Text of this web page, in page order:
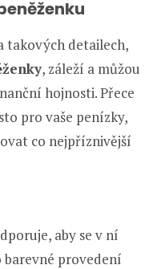
takových detailech,
, záleží a můžou
hojnosti. Přece
pro vaše penízky,
co nejpříznivější
aby se v ní
provedení